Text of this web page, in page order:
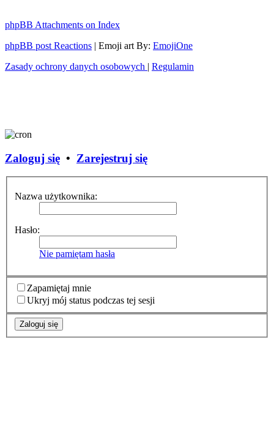
phpBB Attachments on Index
phpBB post Reactions | Emoji art By: EmojiOne
Zasady ochrony danych osobowych | Regulamin
Zaloguj się • Zarejestruj się
Nazwa użytkownika:
Hasło:
Nie pamiętam hasła
Zapamiętaj mnie
Ukryj mój status podczas tej sesji